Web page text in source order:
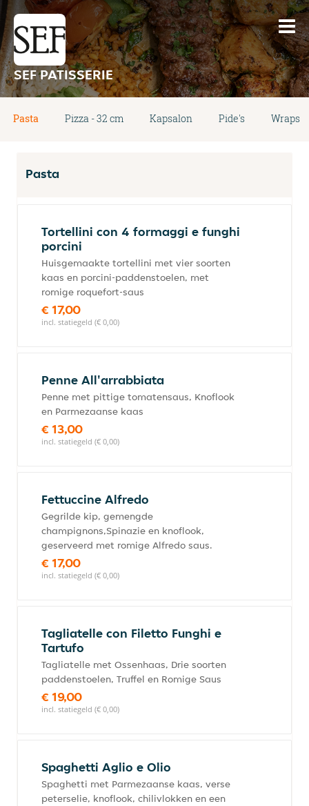
SEF PATISSERIE
Pasta Pizza - 32 cm Kapsalon Pide's Wraps
Pasta
Tortellini con 4 formaggi e funghi
porcini
Huisgemaakte tortellini met vier soorten
kaas en porcini-paddenstoelen, met
romige roquefort-saus
€ 17,00
incl. statiegeld (€ 0,00)
Penne All'arrabbiata
Penne met pittige tomatensaus, Knoflook
en Parmezaanse kaas
€ 13,00
incl. statiegeld (€ 0,00)
Fettuccine Alfredo
Gegrilde kip, gemengde
champignons,Spinazie en knoflook,
geserveerd met romige Alfredo saus.
€ 17,00
incl. statiegeld (€ 0,00)
Tagliatelle con Filetto Funghi e
Tartufo
Tagliatelle met Ossenhaas, Drie soorten
paddenstoelen, Truffel en Romige Saus
€ 19,00
incl. statiegeld (€ 0,00)
Spaghetti Aglio e Olio
Spaghetti met Parmezaanse kaas, verse
peterselie, knoflook, chilivlokken en een